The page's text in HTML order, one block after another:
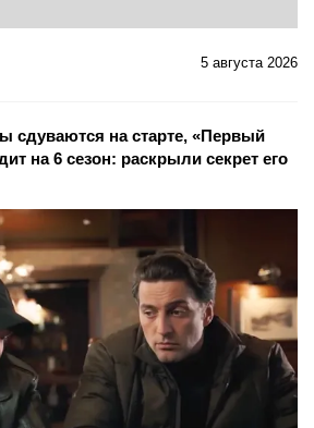
5 августа 2026
сдуваются на старте, «Первый
на 6 сезон: раскрыли секрет его